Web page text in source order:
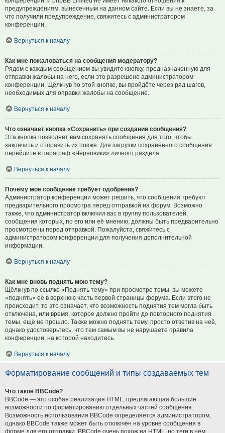
предупреждениям, вынесенным на данном сайте. Если вы не знаете, за
что получили предупреждение, свяжитесь с администратором
конференции.
Вернуться к началу
Как мне пожаловаться на сообщения модератору?
Рядом с каждым сообщением вы увидите кнопку, предназначенную для
отправки жалобы на него, если это разрешено администратором
конференции. Щёлкнув по этой кнопке, вы пройдёте через ряд шагов,
необходимых для оправки жалобы на сообщение.
Вернуться к началу
Что означает кнопка «Сохранить» при создании сообщения?
Эта кнопка позволяет вам сохранять сообщения для того, чтобы
закончить и отправить их позже. Для загрузки сохранённого сообщения
перейдите в параграф «Черновики» личного раздела.
Вернуться к началу
Почему моё сообщение требует одобрения?
Администратор конференции может решить, что сообщения требуют
предварительного просмотра перед отправкой на форум. Возможно
также, что администратор включил вас в группу пользователей,
сообщения которых, по его или её мнению, должны быть предварительно
просмотрены перед отправкой. Пожалуйста, свяжитесь с
администратором конференции для получения дополнительной
информации.
Вернуться к началу
Как мне вновь поднять мою тему?
Щёлкнув по ссылке «Поднять тему» при просмотре темы, вы можете
«поднять» её в верхнюю часть первой страницы форума. Если этого не
происходит, то это означает, что возможность поднятия тем могла быть
отключена, или время, которое должно пройти до повторного поднятия
темы, ещё не прошло. Также можно поднять тему, просто ответив на неё,
однако удостоверьтесь, что тем самым вы не нарушаете правила
конференции, на которой находитесь.
Вернуться к началу
Форматирование сообщений и типы создаваемых тем
Что такое BBCode?
BBCode — это особая реализация HTML, предлагающая большие
возможности по форматированию отдельных частей сообщения.
Возможность использования BBCode определяется администратором,
однако BBCode также может быть отключён на уровне сообщения в
форме для его отправки. BBCode очень похож на HTML, но теги в нём